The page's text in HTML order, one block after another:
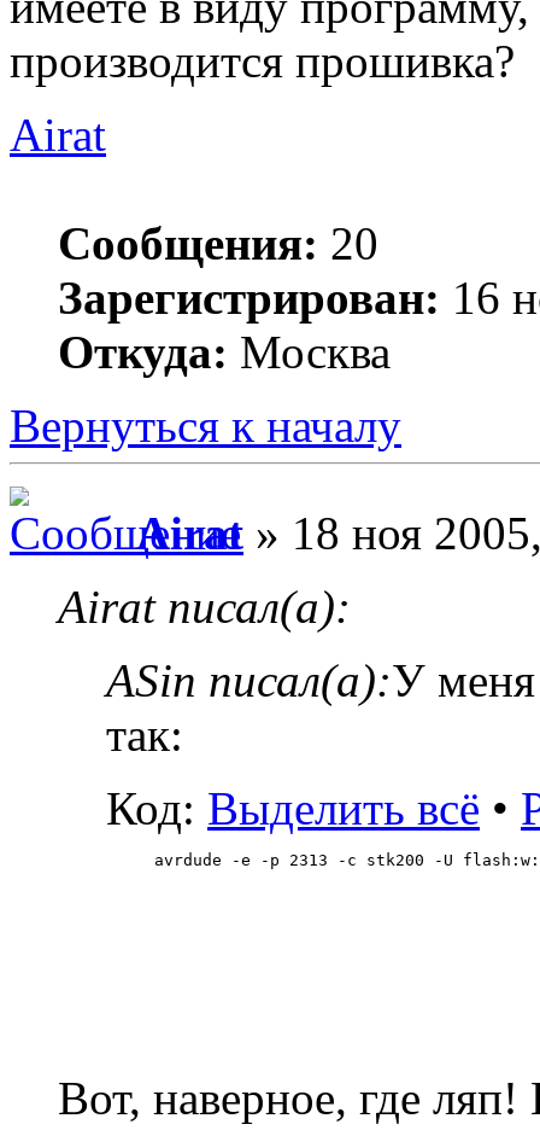
производится прошивка?
Airat
Сообщения: 20
Зарегистрирован: 16
Откуда: Москва
Вернуться к началу
Airat » 18 ноя
Airat писал(а):
ASin писал(а):У меня
так:
Код: Выделить всё •
avrdude -e -p 2313 -c stk200 -U
Вот, наверное, где